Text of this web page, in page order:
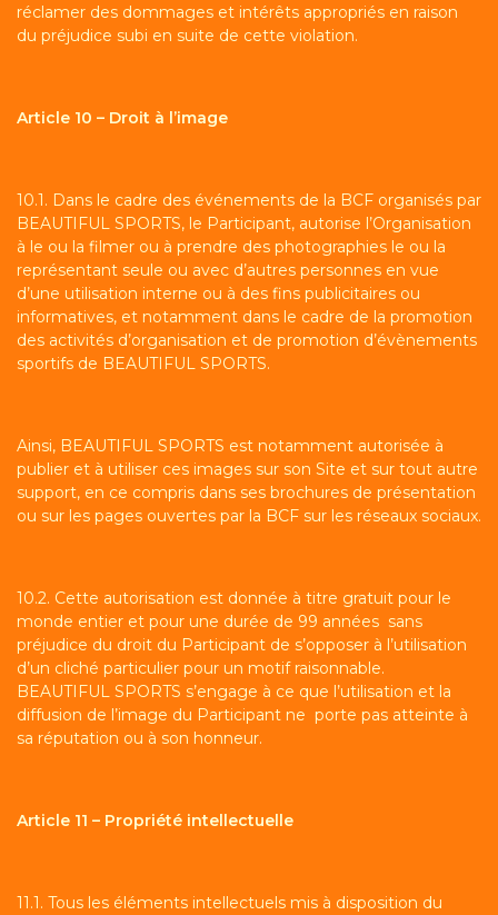
réclamer des dommages et intérêts appropriés en raison
du préjudice subi en suite de cette violation.
Article 10 – Droit à l’image
10.1. Dans le cadre des événements de la BCF organisés par
BEAUTIFUL SPORTS, le Participant, autorise l’Organisation
à le ou la filmer ou à prendre des photographies le ou la
représentant seule ou avec d’autres personnes en vue
d’une utilisation interne ou à des fins publicitaires ou
informatives, et notamment dans le cadre de la promotion
des activités d’organisation et de promotion d’évènements
sportifs de BEAUTIFUL SPORTS.
Ainsi, BEAUTIFUL SPORTS est notamment autorisée à
publier et à utiliser ces images sur son Site et sur tout autre
support, en ce compris dans ses brochures de présentation
ou sur les pages ouvertes par la BCF sur les réseaux sociaux.
10.2. Cette autorisation est donnée à titre gratuit pour le
monde entier et pour une durée de 99 années sans
préjudice du droit du Participant de s’opposer à l’utilisation
d’un cliché particulier pour un motif raisonnable.
BEAUTIFUL SPORTS s’engage à ce que l’utilisation et la
diffusion de l’image du Participant ne porte pas atteinte à
sa réputation ou à son honneur.
Article 11 – Propriété intellectuelle
11.1. Tous les éléments intellectuels mis à disposition du